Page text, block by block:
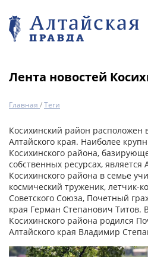
Лента новостей
Главная /Теги
Косихинский район расположен
Алтайского края. Наиболее
Косихинского района,
собственных ресурсах,
Косихинского района в семье
космический труженик, летчик-
Советского Союза, Почетный
края Герман Степанович Титов.
Косихинского района родился
Алтайского края Владимир